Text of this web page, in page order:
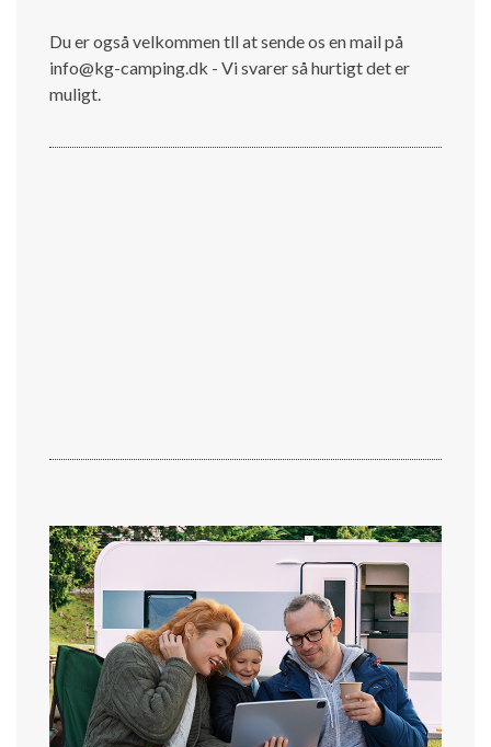
Du er også velkommen tll at sende os en mail på
info@kg-camping.dk - Vi svarer så hurtigt det er
muligt.